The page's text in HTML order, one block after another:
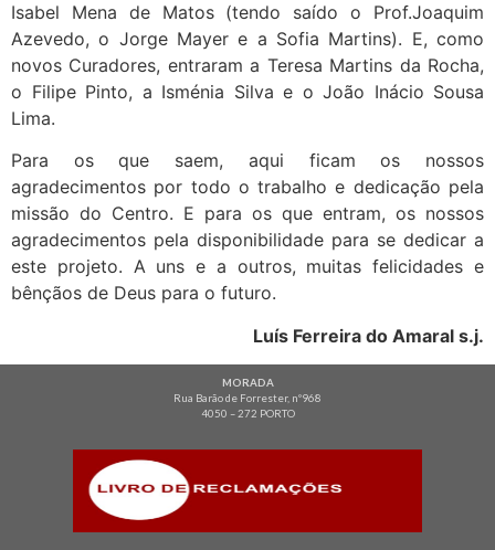
Isabel Mena de Matos (tendo saído o Prof.Joaquim
Azevedo, o Jorge Mayer e a Sofia Martins). E, como
novos Curadores, entraram a Teresa Martins da Rocha,
o Filipe Pinto, a Isménia Silva e o João Inácio Sousa
Lima.
Para os que saem, aqui ficam os nossos
agradecimentos por todo o trabalho e dedicação pela
missão do Centro. E para os que entram, os nossos
agradecimentos pela disponibilidade para se dedicar a
este projeto. A uns e a outros, muitas felicidades e
bênçãos de Deus para o futuro.
Luís Ferreira do Amaral s.j.
MORADA
Rua Barão de Forrester, nº968
4050 – 272 PORTO